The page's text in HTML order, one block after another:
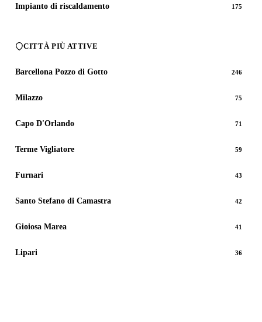
Impianto di riscaldamento 175
CITTÀ PIÙ ATTIVE
Barcellona Pozzo di Gotto 246
Milazzo 75
Capo D'Orlando 71
Terme Vigliatore 59
Furnari 43
Santo Stefano di Camastra 42
Gioiosa Marea 41
Lipari 36